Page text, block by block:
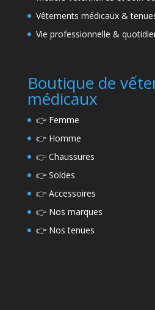
Vêtements médicaux &
Vie professionnelle &
Boutique de
médicaux
👉 Femme
👉 Homme
👉 Chaussures
👉 Soldes
👉 Accessoires
👉 Nos marques
👉 Nos tenues